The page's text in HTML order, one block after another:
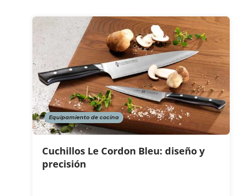
Equipamiento de cocina
Cuchillos Le Cordon Bleu: diseño y
precisión